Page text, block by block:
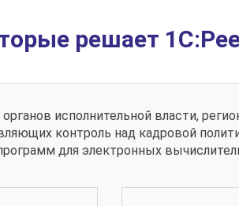
решает
исполнительной власти,
контроль над кадровой
для электронных